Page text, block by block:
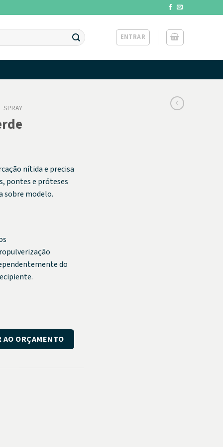
ENTRAR
SPRAY
nítida e precisa
pontes e próteses
sobre modelo.
do
AO ORÇAMENTO